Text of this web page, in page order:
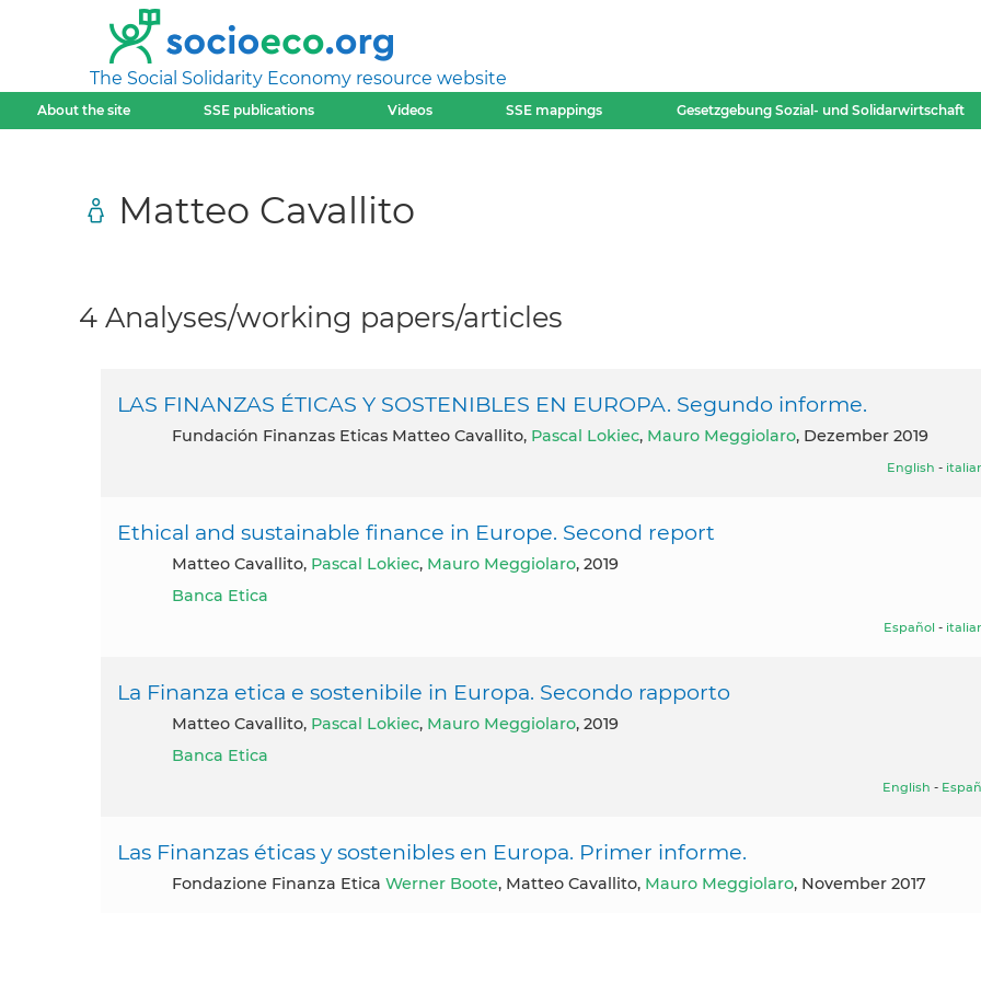
The Social Solidarity Economy resource website
About the site SSE publications Videos SSE mappings Gesetzgebung Sozial- und Solidarwirtschaft
Matteo Cavallito
4 Analyses/working papers/articles
LAS FINANZAS ÉTICAS Y SOSTENIBLES EN EUROPA. Segundo informe.
Fundación Finanzas Eticas Matteo Cavallito, Pascal Lokiec, Mauro Meggiolaro, Dezember 2019
English -
Ethical and sustainable finance in Europe. Second report
Matteo Cavallito, Pascal Lokiec, Mauro Meggiolaro, 2019
Banca Etica
Español -
La Finanza etica e sostenibile in Europa. Secondo rapporto
Matteo Cavallito, Pascal Lokiec, Mauro Meggiolaro, 2019
Banca Etica
English -
Las Finanzas éticas y sostenibles en Europa. Primer informe.
Fondazione Finanza Etica Werner Boote, Matteo Cavallito, Mauro Meggiolaro, November 2017